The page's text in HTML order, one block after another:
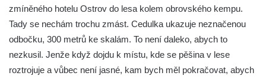
zmíněného hotelu Ostrov do lesa kolem obrovského kempu.
Tady se nechám trochu zmást. Cedulka ukazuje neznačenou
odbočku, 300 metrů ke skalám. To není daleko, abych to
nezkusil. Jenže když dojdu k místu, kde se pěšina v lese
roztrojuje a vůbec není jasné, kam bych měl pokračovat, abych